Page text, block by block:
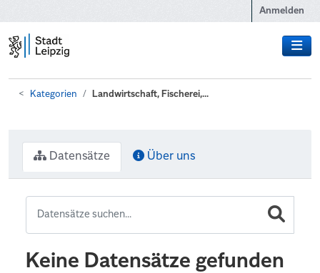
Anmelden
Kategorien Landwirtschaft, Fischerei,...
Datensätze Über uns
Keine Datensätze gefunden